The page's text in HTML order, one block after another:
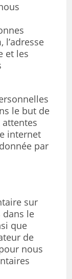
et les
le but de
internet
par
sur
dans le
que
de
nous